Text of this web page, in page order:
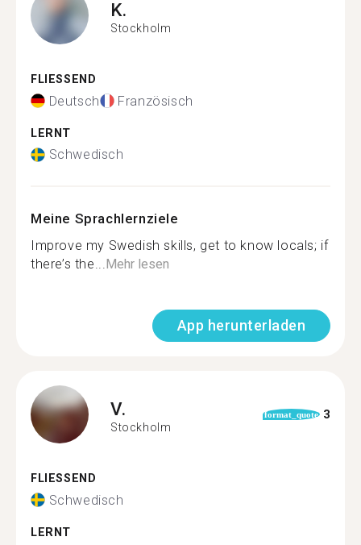
K.
Stockholm
FLIESSEND
Deutsch Französisch
LERNT
Schwedisch
Meine Sprachlernziele
Improve my Swedish skills, get to know locals; if
there’s the...Mehr lesen
App herunterladen
V.
Stockholm
format_quote 3
FLIESSEND
Schwedisch
LERNT